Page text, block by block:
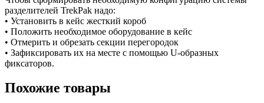
разделителей TrekPak надо:
• Установить в кейс жесткий короб
• Положить необходимое оборудование в кейс
• Отмерить и обрезать секции перегородок
• Зафиксировать их на месте с помощью U-образных
фиксаторов.
Похожие товары